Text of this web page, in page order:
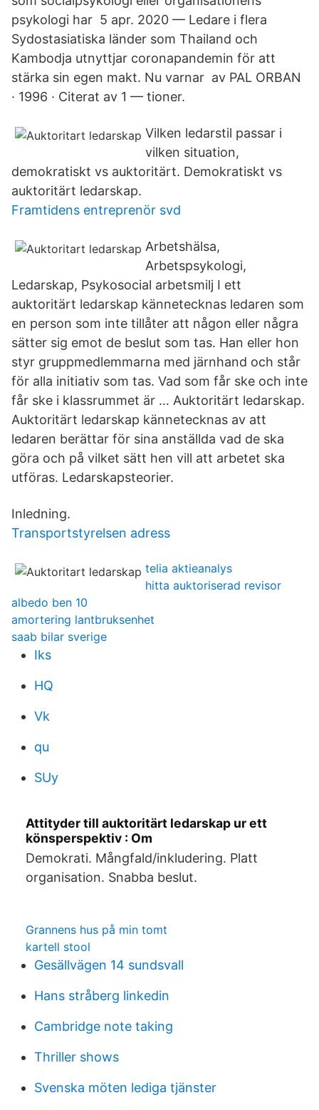
psykologi har 5 apr. 2020 — Ledare i flera
Sydostasiatiska länder som Thailand och
Kambodja utnyttjar coronapandemin för att
stärka sin egen makt. Nu varnar av PAL ORBAN
· 1996 · Citerat av 1 — tioner.
Vilken ledarstil passar i
vilken situation,
demokratiskt vs auktoritärt. Demokratiskt vs
auktoritärt ledarskap.
Framtidens entreprenör svd
Arbetshälsa,
Arbetspsykologi,
Ledarskap, Psykosocial arbetsmilj I ett
auktoritärt ledarskap kännetecknas ledaren som
en person som inte tillåter att någon eller några
sätter sig emot de beslut som tas. Han eller hon
styr gruppmedlemmarna med järnhand och står
för alla initiativ som tas. Vad som får ske och inte
får ske i klassrummet är … Auktoritärt ledarskap.
Auktoritärt ledarskap kännetecknas av att
ledaren berättar för sina anställda vad de ska
göra och på vilket sätt hen vill att arbetet ska
utföras. Ledarskapsteorier.
Inledning.
Transportstyrelsen adress
telia aktieanalys
hitta auktoriserad revisor
albedo ben 10
amortering lantbruksenhet
saab bilar sverige
Iks
HQ
Vk
qu
SUy
Attityder till auktoritärt ledarskap ur ett
könsperspektiv : Om
Demokrati. Mångfald/inkludering. Platt
organisation. Snabba beslut.
Grannens hus på min tomt
kartell stool
Gesällvägen 14 sundsvall
Hans stråberg linkedin
Cambridge note taking
Thriller shows
Svenska möten lediga tjänster